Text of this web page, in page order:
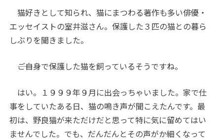
猫好きとして知られ、猫にまつわる著作も多い俳優・
エッセイストの室井滋さん。保護した３匹の猫との暮ら
しぶりを聞きました。
――ご自身で保護した猫を飼っているそうですね。
はい。１９９９年９月に出会っちゃいました。家で仕
事をしていたある日、猫の鳴き声が聞こえたんです。最
初は、野良猫が来ただけだと思って特に気に留めてはい
ませんでした。でも、だんだんとその声がか細くなって